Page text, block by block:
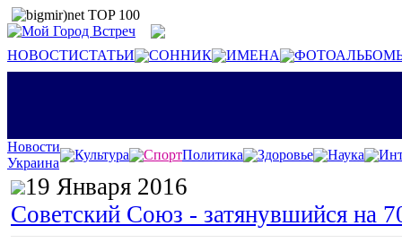
НОВОСТИСТАТЬИ СОННИК ИМЕНА
Новости
Украина
Культура СпортПолитика Здоровье Наука
19 Января 2016
Советский Союз - затянувшийся на